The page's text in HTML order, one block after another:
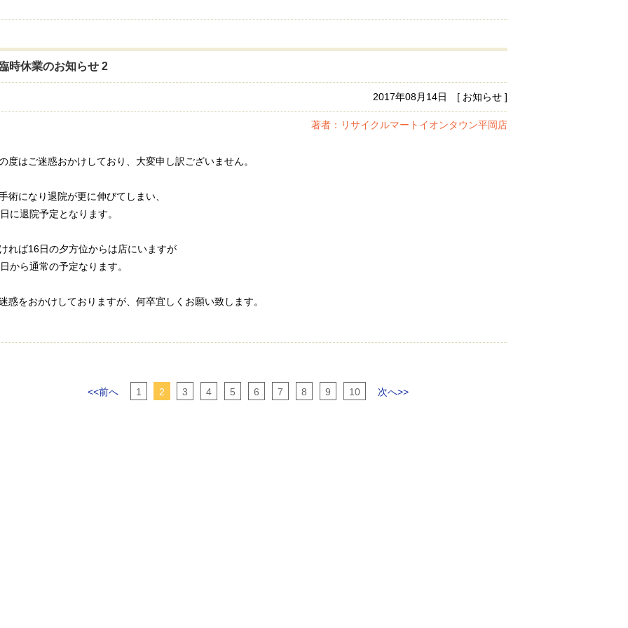
臨時休業のお知らせ 2
2017年08月14日 [ お知らせ ]
著者：リサイクルマートイオンタウン平岡店
度はご迷惑おかけしており、大変申し訳ございません。
術になり退院が更に伸びてしまい、
に退院予定となります。
れば16日の夕方位からは店にいますが
から通常の予定なります。
惑をおかけしておりますが、何卒宜しくお願い致します。
<<前へ 1 2 3 4 5 6 7 8 9 10 次へ>>